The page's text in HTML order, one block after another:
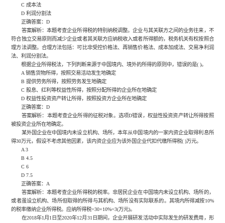
C 成本法
D 利润分割法
正确答案：D
答案解析：本题考查企业所得税的特别纳税调整。企业与其关联方之间的业务往来，不
符合独立交易原则而减少企业或者其关联方应纳税收入或者所得额的，税务机关有权按照合
理方法调整。合理方法包括：可比非受控价格法、再销售价格法、成本加成法、交易净利润
法、利润分割法。
根据企业所得税法，下列判断来源于中国境内、境外的所得的原则中，错误的是( )。
A 销售货物所得，按照交易活动发生地确定
B 提供劳务所得，按照劳务发生地确定
C 股息、红利等权益性所得，按照分配所得的企业所在地确定
D 权益性投资资产转让所得，按照投资方企业所在地确定
正确答案：D
答案解析：本题考查企业所得的征税对象。选项D错误，权益性投资资产转让所得按照
被投资企业所在地确定。
某外国企业在中国境内未设立机构、场所，本年从中国境内的一家内资企业取得利息所
得30万元，假设不考虑其他因素，该内资企业应为该外国企业代扣代缴所得税( )万元。
A 3
B 4.5
C 6
D 7.5
正确答案：A
答案解析：本题考查企业所得税的税率。非居民企业在中国境内未设立机构、场所的，
或者虽设立机构、场所但取得的所得与其机构、场所没有实际联系的。其境内所得减按10%
的税率缴纳企业所得税。应纳所得税=30×10%=3(万元)。
在2018年1月1日至2020年12月31日期间，企业开展研发活动中实际发生的研发费用，形